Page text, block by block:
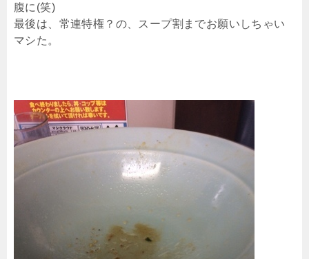
腹に(笑)
最後は、常連特権？の、スープ割までお願いしちゃい
マシた。